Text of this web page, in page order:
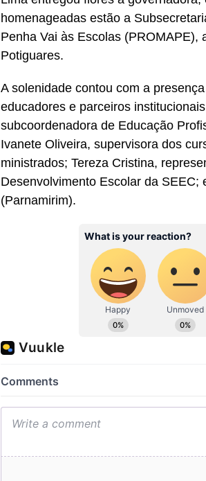
homenageadas estão a
Penha Vai às Escolas
Potiguares.
A solenidade contou com a
educadores e parceiros
subcoordenadora de Educação
Ivanete Oliveira, supervisora dos
ministrados; Tereza Cristina,
Desenvolvimento Escolar da
(Parnamirim).